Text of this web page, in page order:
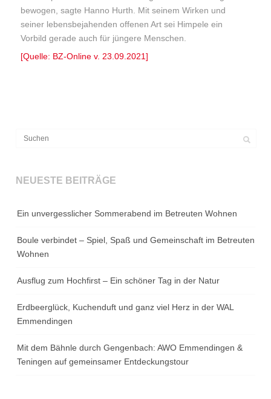
bewogen, sagte Hanno Hurth. Mit seinem Wirken und
seiner lebensbejahenden offenen Art sei Himpele ein
Vorbild gerade auch für jüngere Menschen.
[Quelle: BZ-Online v. 23.09.2021]
NEUESTE BEITRÄGE
Ein unvergesslicher Sommerabend im Betreuten Wohnen
Boule verbindet – Spiel, Spaß und Gemeinschaft im Betreuten
Wohnen
Ausflug zum Hochfirst – Ein schöner Tag in der Natur
Erdbeerglück, Kuchenduft und ganz viel Herz in der WAL
Emmendingen
Mit dem Bähnle durch Gengenbach: AWO Emmendingen &
Teningen auf gemeinsamer Entdeckungstour